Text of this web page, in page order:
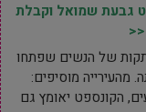
גבעת שמואל וקבלת
של הנשים שפתחו
מהעירייה מוסיפים:
הקונספט יאומץ גם